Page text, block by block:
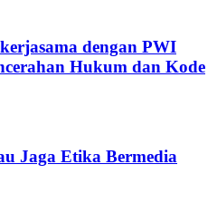
dengan PWI
Hukum dan Kode
Jaga Etika Bermedia